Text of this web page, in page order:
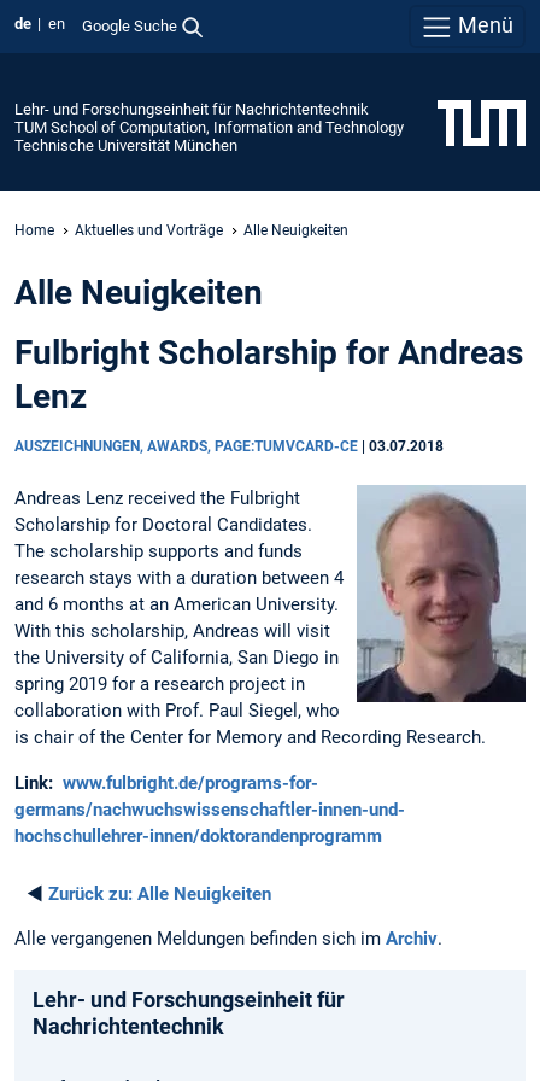
de en Google Suche Menü
Lehr- und Forschungseinheit für Nachrichtentechnik
TUM School of Computation, Information and Technology
Technische Universität München
Home Aktuelles und Vorträge Alle Neuigkeiten
Alle Neuigkeiten
Fulbright Scholarship for Andreas
Lenz
AUSZEICHNUNGEN, AWARDS, PAGE:TUMVCARD-CE 03.07.2018
Andreas Lenz received the Fulbright
Scholarship for Doctoral Candidates.
The scholarship supports and funds
research stays with a duration between 4
and 6 months at an American University.
With this scholarship, Andreas will visit
the University of California, San Diego in
spring 2019 for a research project in
collaboration with Prof. Paul Siegel, who
is chair of the Center for Memory and Recording Research.
Link: www.fulbright.de/programs-for-
germans/nachwuchswissenschaftler-innen-und-
hochschullehrer-innen/doktorandenprogramm
◄ Zurück zu: Alle Neuigkeiten
Alle vergangenen Meldungen befinden sich im Archiv.
Lehr- und Forschungseinheit für
Nachrichtentechnik